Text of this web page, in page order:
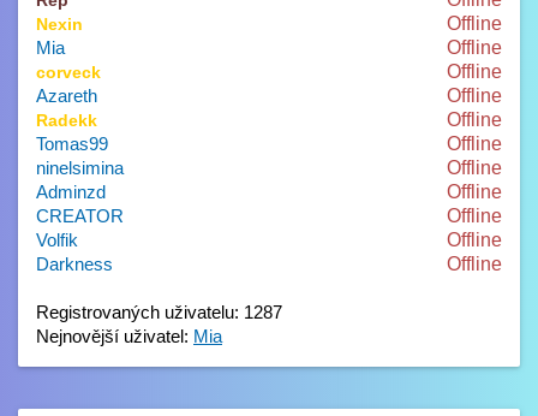
Nexin
Offline
Mia
Offline
corveck
Offline
Azareth
Offline
Radekk
Offline
Tomas99
Offline
ninelsimina
Offline
Adminzd
Offline
CREATOR
Offline
Volfik
Offline
Darkness
Offline
Registrovaných uživatelu: 1287
Nejnovější uživatel: Mia